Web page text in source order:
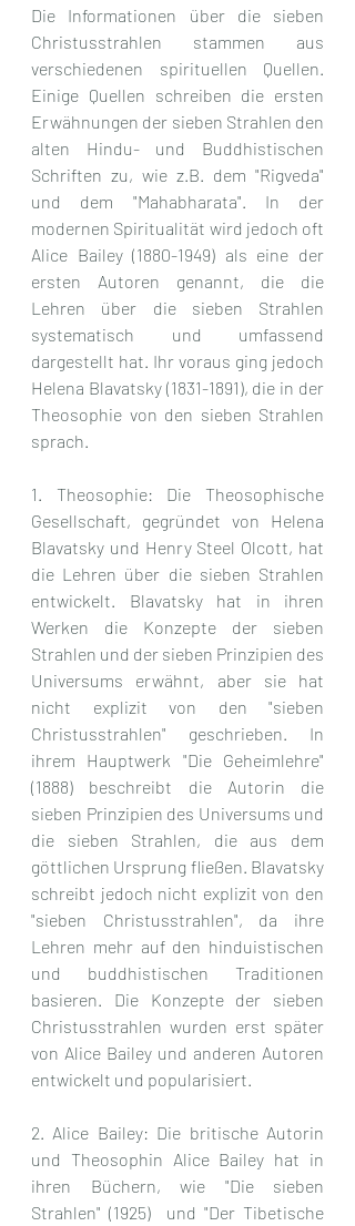
Die Informationen über die sieben
Christusstrahlen stammen aus
verschiedenen spirituellen Quellen.
Einige Quellen schreiben die ersten
Erwähnungen der sieben Strahlen den
alten Hindu- und Buddhistischen
Schriften zu, wie z.B. dem "Rigveda"
und dem "Mahabharata". In der
modernen Spiritualität wird jedoch oft
Alice Bailey (1880-1949) als eine der
ersten Autoren genannt, die die
Lehren über die sieben Strahlen
systematisch und umfassend
dargestellt hat. Ihr voraus ging jedoch
Helena Blavatsky (1831-1891), die in der
Theosophie von den sieben Strahlen
sprach.
1. Theosophie: Die Theosophische
Gesellschaft, gegründet von Helena
Blavatsky und Henry Steel Olcott, hat
die Lehren über die sieben Strahlen
entwickelt. Blavatsky hat in ihren
Werken die Konzepte der sieben
Strahlen und der sieben Prinzipien des
Universums erwähnt, aber sie hat
nicht explizit von den "sieben
Christusstrahlen" geschrieben. In
ihrem Hauptwerk "Die Geheimlehre"
(1888) beschreibt die Autorin die
sieben Prinzipien des Universums und
die sieben Strahlen, die aus dem
göttlichen Ursprung fließen. Blavatsky
schreibt jedoch nicht explizit von den
"sieben Christusstrahlen", da ihre
Lehren mehr auf den hinduistischen
und buddhistischen Traditionen
basieren. Die Konzepte der sieben
Christusstrahlen wurden erst später
von Alice Bailey und anderen Autoren
entwickelt und popularisiert.
2. Alice Bailey: Die britische Autorin
und Theosophin Alice Bailey hat in
ihren Büchern, wie "Die sieben
Strahlen" (1925)  und "Der Tibetische